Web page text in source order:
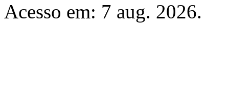
Acesso em: 7 aug. 2026.